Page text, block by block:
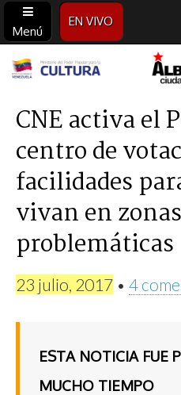
Menú
EN VIVO
Alba
Ciudad
96.3
FM
CNE activa el
centro de
facilidades
vivan en zonas
problemáticas
23 julio, 2017 • 4
ESTA NOTICIA FUE
MUCHO TIEMPO